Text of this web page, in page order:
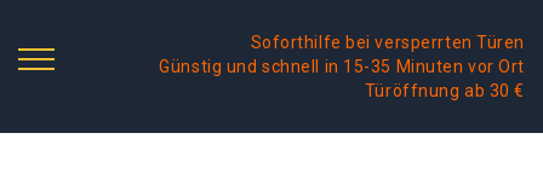
Soforthilfe bei versperrten Türen
Günstig und schnell in 15-35 Minuten vor Ort
Türöffnung ab 30 €